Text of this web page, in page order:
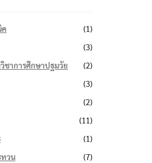
ค
(1)
(3)
ชาการศึกษาปฐมวัย
(2)
(3)
(2)
(11)
(1)
ทวน
(7)